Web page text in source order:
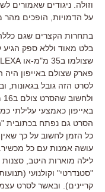
וזולה. ניגודים
על הדמויות, הופכים מהר
בתחרות הקצרים שגם
בלט מאוד וללא ספק
פארק שצולם באייפון היה
לסרט הזה גובל בגאונות,
באייפון כאמצעי עלילתי
כל הזמן לחשוב על כך
עושה אמנות עם כל
לילה מוארות היטב,
"סטנדרטי" וקולנועי
קריינים). ובאשר לסרט